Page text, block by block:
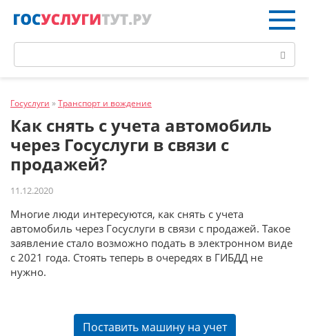
Госуслуги »Транспорт и вождение
Как снять с учета автомобиль
через Госуслуги в связи с
продажей?
11.12.2020
Многие люди интересуются, как снять с учета
автомобиль через Госуслуги в связи с продажей. Такое
заявление стало возможно подать в электронном виде
c 2021 года. Стоять теперь в очередях в ГИБДД не
нужно.
Поставить машину на учет